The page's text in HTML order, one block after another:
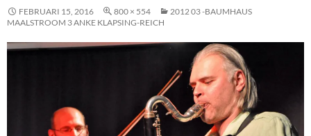
FEBRUARI 15, 2016 800 × 554
2012 03 -BAUMHAUS
MAALSTROOM 3 ANKE KLAPSING-REICH